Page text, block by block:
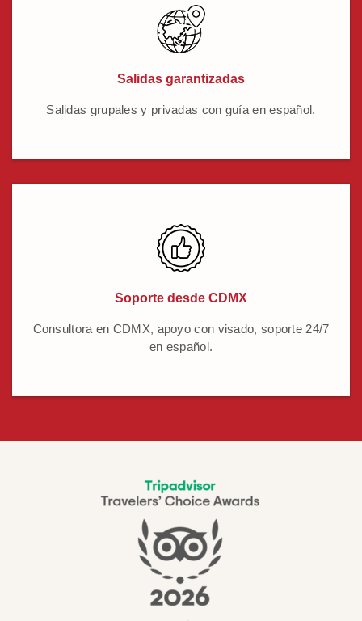
Salidas garantizadas
Salidas grupales y privadas con guía en español.
Soporte desde CDMX
Consultora en CDMX, apoyo con visado, soporte 24/7
en español.